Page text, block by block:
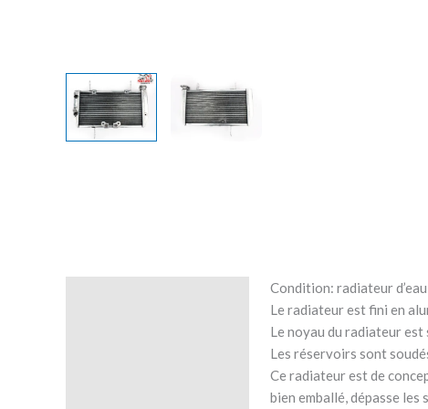
Condition: radiateur
Le radiateur est fini en
Le noyau du radiateur est
Les réservoirs sont
Ce radiateur est de
bien emballé, dépasse